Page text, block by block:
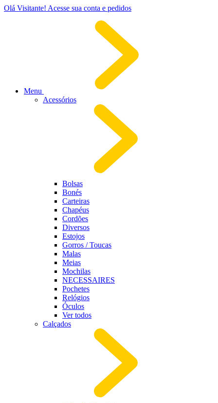
Olá Visitante! Acesse sua conta e pedidos
Menu
Acessórios
Bolsas
Bonés
Carteiras
Chapéus
Cordões
Diversos
Estojos
Gorros / Toucas
Malas
Meias
Mochilas
NECESSAIRES
Pochetes
Relógios
Óculos
Ver todos
Calçados